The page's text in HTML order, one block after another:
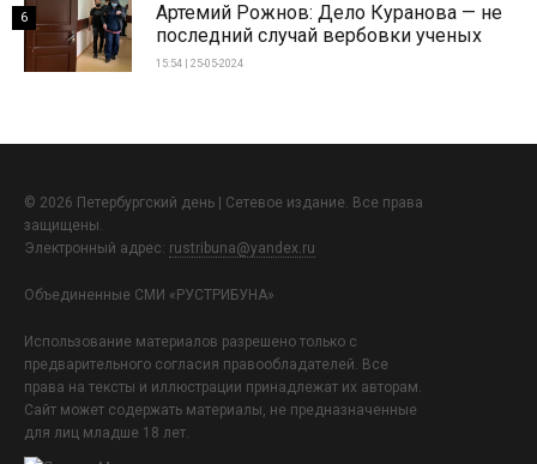
Артемий Рожнов: Дело Куранова — не
последний случай вербовки ученых
15:54 | 25-05-2024
6
© 2026 Петербургский день | Сетевое издание. Все права
защищены.
Электронный адрес: rustribuna@yandex.ru
Объединенные СМИ «РУСТРИБУНА»
Использование материалов разрешено только с
предварительного согласия правообладателей. Все
права на тексты и иллюстрации принадлежат их авторам.
Сайт может содержать материалы, не предназначенные
для лиц младше 18 лет.